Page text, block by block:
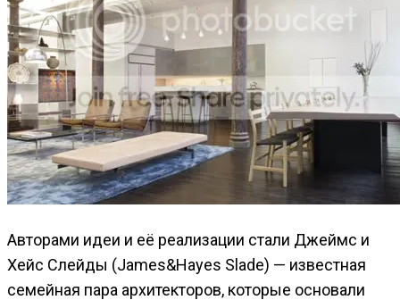
Авторами идеи и её реализации стали Джеймс и
Хейс Слейды (James&Hayes Slade) — известная
семейная пара архитекторов, которые основали